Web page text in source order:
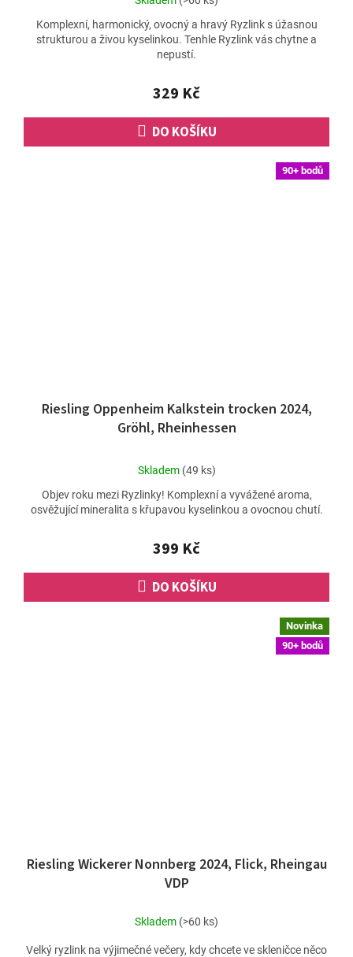
produktu
je
5,0
5
hvězdiček.
329 Kč
DO KOŠÍKU
Komplexní, harmonický, ovocný a hravý Ryzlink s úžasnou
strukturou a živou kyselinkou. Tenhle Ryzlink vás chytne a
nepustí.
90+ bodů
Riesling Oppenheim Kalkstein trocken 2024,
Gröhl, Rheinhessen
Průměrné
produktu
je
z
5
hvězdiček.
Skladem (49 ks)
399 Kč
DO KOŠÍKU
Objev roku mezi Ryzlinky! Komplexní a vyvážené aroma,
osvěžující mineralita s křupavou kyselinkou a ovocnou chutí.
Novinka
90+ bodů
Riesling Wickerer Nonnberg 2024, Flick, Rheingau
VDP
Skladem (>60 ks)
Velký ryzlink na výjimečné večery, kdy chcete ve skleničce něco